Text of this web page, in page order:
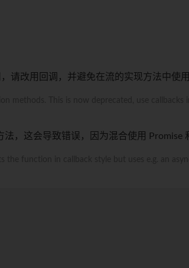
请改用回调，并避免在流的实现方法中使
，这会导致错误，因为混合使用 Promise